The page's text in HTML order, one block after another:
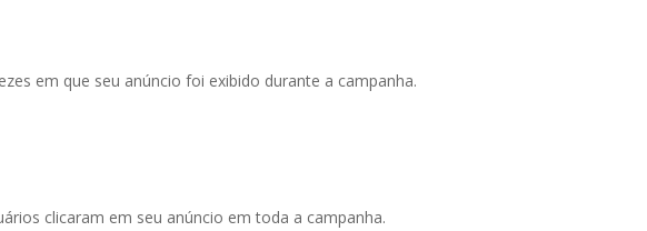
em que seu anúncio foi exibido durante a campanha.
clicaram em seu anúncio em toda a campanha.